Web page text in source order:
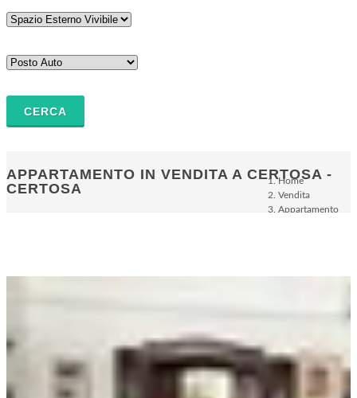
APPARTAMENTO IN VENDITA A CERTOSA -
CERTOSA
Home
Vendita
Appartamento